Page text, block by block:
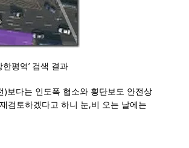
한평역’ 검색 결과
보다는 인도폭 협소와 횡단보도 안전상
검토하겠다고 하니 눈,비 오는 날에는